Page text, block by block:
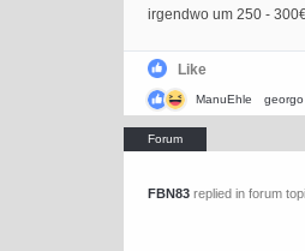
irgendwo um 250 -
Like
ManuEhle georgo
FBN83 replied in forum